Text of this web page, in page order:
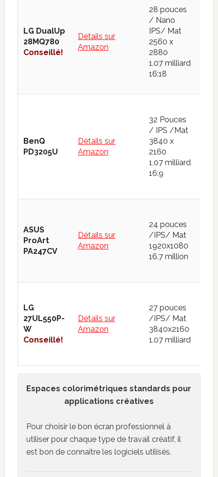
LG DualUp
28MQ780
Conseillé!
Détails sur
Amazon
28 pouces
/ Nano
IPS/ Mat
2560 x
2880
1.07 milliard
16:18
BenQ
PD3205U
Détails sur
Amazon
32 Pouces
/ IPS /Mat
3840 x
2160
1,07 milliard
16:9
ASUS
ProArt
PA247CV
Détails sur
Amazon
24 pouces
/IPS/ Mat
1920x1080
16.7 million
LG
27UL550P-
W
Conseillé!
Détails sur
Amazon
27 pouces
/IPS/ Mat
3840x2160
1.07 milliard
Espaces colorimétriques standards pour
applications créatives
Pour choisir le bon écran professionnel à
utiliser pour chaque type de travail créatif, il
est bon de connaitre les logiciels utilisés.